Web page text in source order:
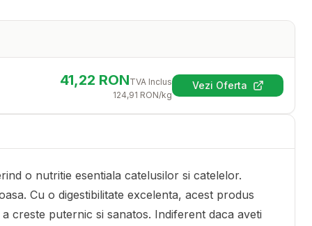
41,22 RONTVA Inclus
124,91 RON/kg
Vezi Oferta(se deschide
o nutritie esentiala catelusilor si catelelor.
Cu o digestibilitate excelenta, acest produs
creste puternic si sanatos. Indiferent daca aveti